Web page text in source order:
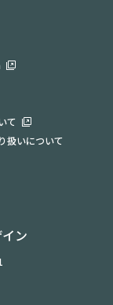
て
扱いについて
ン